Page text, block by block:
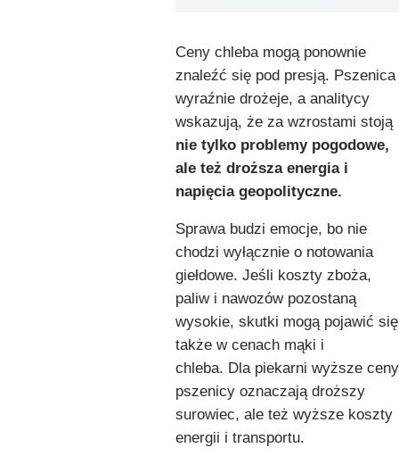
Ceny chleba mogą ponownie
znaleźć się pod presją. Pszenica
wyraźnie drożeje, a analitycy
wskazują, że za wzrostami stoją
nie tylko problemy pogodowe,
ale też droższa energia i
napięcia geopolityczne.
Sprawa budzi emocje, bo nie
chodzi wyłącznie o notowania
giełdowe. Jeśli koszty zboża,
paliw i nawozów pozostaną
wysokie, skutki mogą pojawić się
także w cenach mąki i
chleba. Dla piekarni wyższe ceny
pszenicy oznaczają droższy
surowiec, ale też wyższe koszty
energii i transportu.